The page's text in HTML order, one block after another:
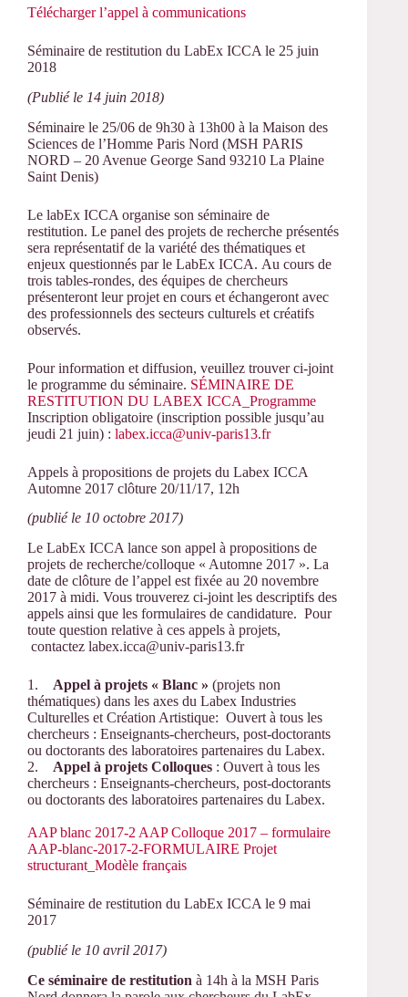
Télécharger l’appel à communications
Séminaire de restitution du LabEx ICCA le 25 juin
2018
(Publié le 14 juin 2018)
Séminaire le 25/06 de 9h30 à 13h00 à la Maison des
Sciences de l’Homme Paris Nord (MSH PARIS
NORD – 20 Avenue George Sand 93210 La Plaine
Saint Denis)
Le labEx ICCA organise son séminaire de
restitution. Le panel des projets de recherche présentés
sera représentatif de la variété des thématiques et
enjeux questionnés par le LabEx ICCA. Au cours de
trois tables-rondes, des équipes de chercheurs
présenteront leur projet en cours et échangeront avec
des professionnels des secteurs culturels et créatifs
observés.
Pour information et diffusion, veuillez trouver ci-joint
le programme du séminaire. SÉMINAIRE DE
RESTITUTION DU LABEX ICCA_Programme
Inscription obligatoire (inscription possible jusqu’au
jeudi 21 juin) : labex.icca@univ-paris13.fr
Appels à propositions de projets du Labex ICCA
Automne 2017 clôture 20/11/17, 12h
(publié le 10 octobre 2017)
Le LabEx ICCA lance son appel à propositions de
projets de recherche/colloque « Automne 2017 ». La
date de clôture de l’appel est fixée au 20 novembre
2017 à midi. Vous trouverez ci-joint les descriptifs des
appels ainsi que les formulaires de candidature. Pour
toute question relative à ces appels à projets,
contactez labex.icca@univ-paris13.fr
1. Appel à projets « Blanc » (projets non
thématiques) dans les axes du Labex Industries
Culturelles et Création Artistique: Ouvert à tous les
chercheurs : Enseignants-chercheurs, post-doctorants
ou doctorants des laboratoires partenaires du Labex.
2.
Appel à projets Colloques : Ouvert à tous les
chercheurs : Enseignants-chercheurs, post-doctorants
ou doctorants des laboratoires partenaires du Labex.
AAP blanc 2017-2 AAP Colloque 2017 – formulaire
AAP-blanc-2017-2-FORMULAIRE Projet
structurant_Modèle français
Séminaire de restitution du LabEx ICCA le 9 mai
2017
(publié le 10 avril 2017)
Ce séminaire de restitution à 14h à la MSH Paris